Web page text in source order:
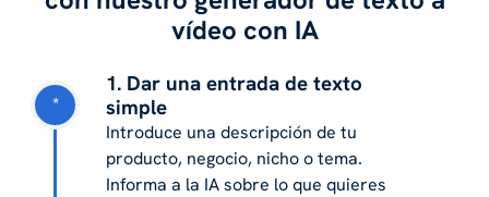
vídeo con IA
*
1. Dar una entrada de texto
simple
Introduce una descripción de tu
producto, negocio, nicho o tema.
Informa a la IA sobre lo que quieres